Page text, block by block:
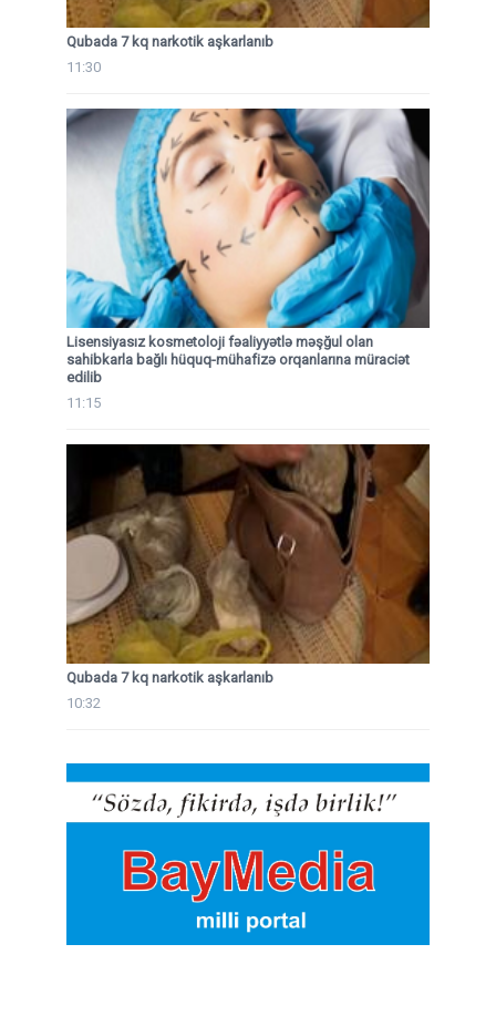
Qubada 7 kq narkotik aşkarlanıb
11:30
Lisensiyasız kosmetoloji fəaliyyətlə məşğul olan
sahibkarla bağlı hüquq-mühafizə orqanlarına müraciət
edilib
11:15
Qubada 7 kq narkotik aşkarlanıb
10:32